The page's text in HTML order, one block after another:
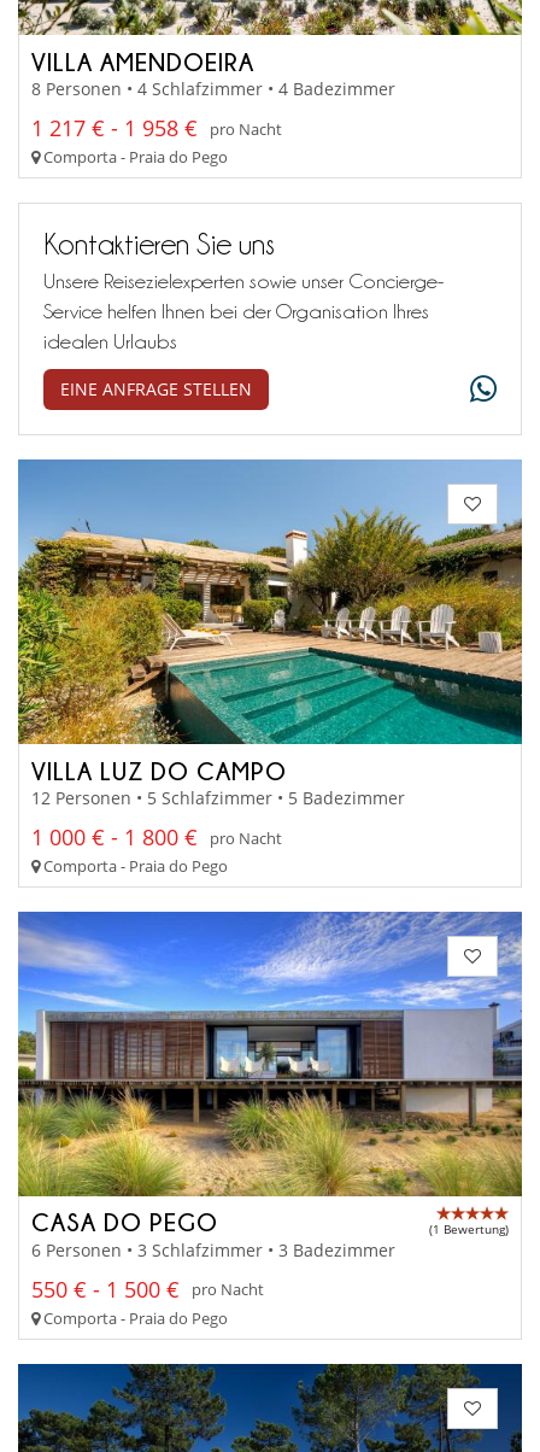
VILLA AMENDOEIRA
8 Personen • 4 Schlafzimmer • 4 Badezimmer
1 217 € - 1 958 €
pro Nacht
Comporta - Praia do Pego
Kontaktieren Sie uns
Unsere Reisezielexperten sowie unser Concierge-
Service helfen Ihnen bei der Organisation Ihres
idealen Urlaubs
EINE ANFRAGE STELLEN
VILLA LUZ DO CAMPO
12 Personen • 5 Schlafzimmer • 5 Badezimmer
1 000 € - 1 800 €
pro Nacht
Comporta - Praia do Pego
CASA DO PEGO (1 Bewertung)
6 Personen • 3 Schlafzimmer • 3 Badezimmer
550 € - 1 500 €
pro Nacht
Comporta - Praia do Pego